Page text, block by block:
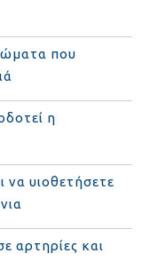
που
η
να υιοθετήσετε
αρτηρίες και